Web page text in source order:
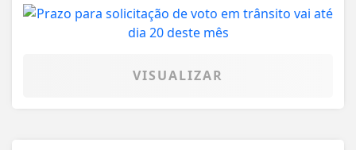
VISUALIZAR